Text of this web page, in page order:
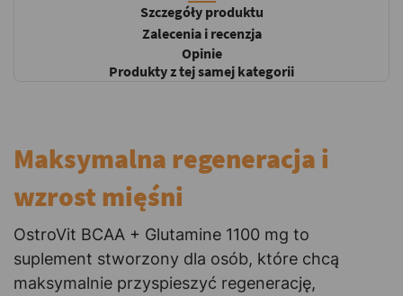
Szczegóły produktu
Zalecenia i recenzja
Opinie
Produkty z tej samej kategorii
Maksymalna regeneracja i
wzrost mięśni
OstroVit BCAA + Glutamine 1100 mg to
suplement stworzony dla osób, które chcą
maksymalnie przyspieszyć regenerację,